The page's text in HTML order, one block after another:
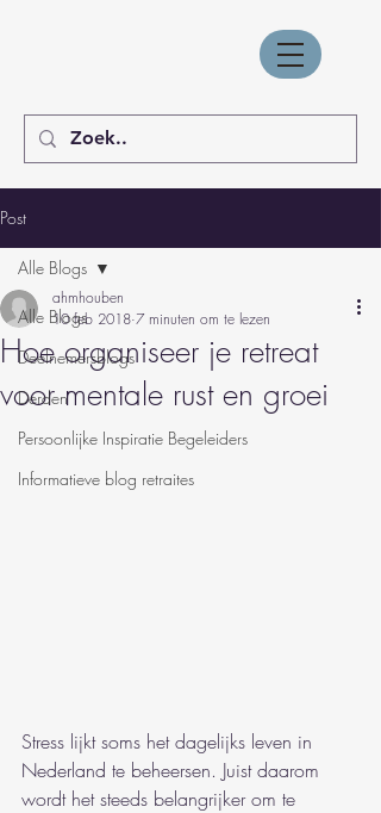
Post
Alle Blogs
Deelnemersblogs
Derden
Persoonlijke Inspiratie Begeleiders
Informatieve blog retraites
Alle Blogs
Hoe organiseer je retreat
voor mentale rust en groei
ahmhouben
10 feb 2018 7 minuten om te lezen
Stress lijkt soms het dagelijks leven in
Nederland te beheersen. Juist daarom
wordt het steeds belangrijker om te